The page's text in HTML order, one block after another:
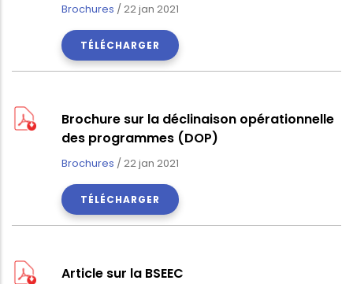
Brochures /22 jan 2021
TÉLÉCHARGER
Brochure sur la déclinaison opérationnelle
des programmes (DOP)
Brochures /22 jan 2021
TÉLÉCHARGER
Article sur la BSEEC